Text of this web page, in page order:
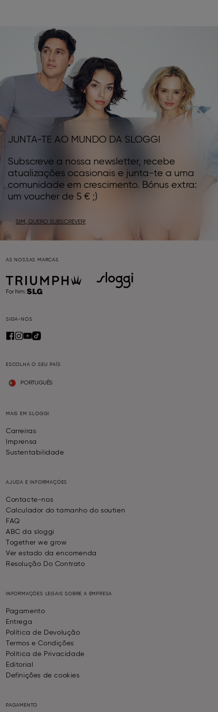
JUNTA-TE AO MUNDO DA SLOGGI
Subscreve a nossa newsletter, recebe
atualizações ocasionais e junta-te a uma
comunidade em crescimento. Bónus extra:
um voucher de 5 € ;)
SIM, QUERO SUBSCREVER!
AS NOSSAS MARCAS
SIGA-NOS
ESCOLHA O SEU PAÍS
PORTUGUÊS
MAIS EM SLOGGI
Carreiras
Imprensa
Sustentabilidade
AJUDA E INFORMAÇÕES
Contacte-nos
Calculador do tamanho do soutien
FAQ
ABC da sloggi
Together we grow
Ver estado da encomenda
Resolução Do Contrato
INFORMAÇÕES LEGAIS SOBRE A EMPRESA
Pagamento
Entrega
Política de Devolução
Termos e Condições
Política de Privacidade
Editorial
Definições de cookies
PAGAMENTO